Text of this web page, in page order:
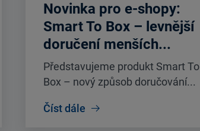
Novinka pro e-shopy:
Smart To Box – levnější
doručení menších...
Představujeme produkt Smart To
Box – nový způsob doručování...
Číst dále